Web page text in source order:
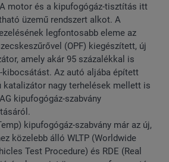
motor és a kipufogógáz-tisztítás itt
üzemű rendszert alkot. A
legfontosabb eleme az
(OPF) kiegészített, új
amely akár 95 százalékkal is
Az autó aljába épített
katalizátor nagy terhelések mellett is
kipufogógáz-szabvány
kipufogógáz-szabvány már az új,
közelebb álló WLTP (Worldwide
Test Procedure) és RDE (Real